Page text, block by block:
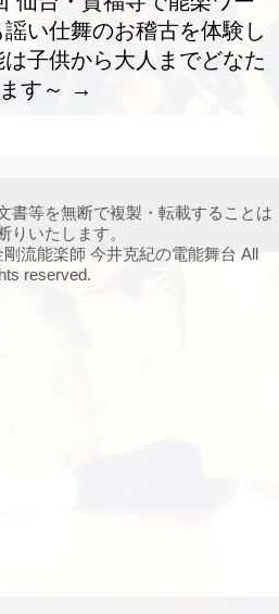
い仕舞のお稽古を体験し
子供から大人までどなた
す～
→
書等を無断で複製・転載することは
りいたします。
流能楽師 今井克紀の電能舞台 All
reserved.